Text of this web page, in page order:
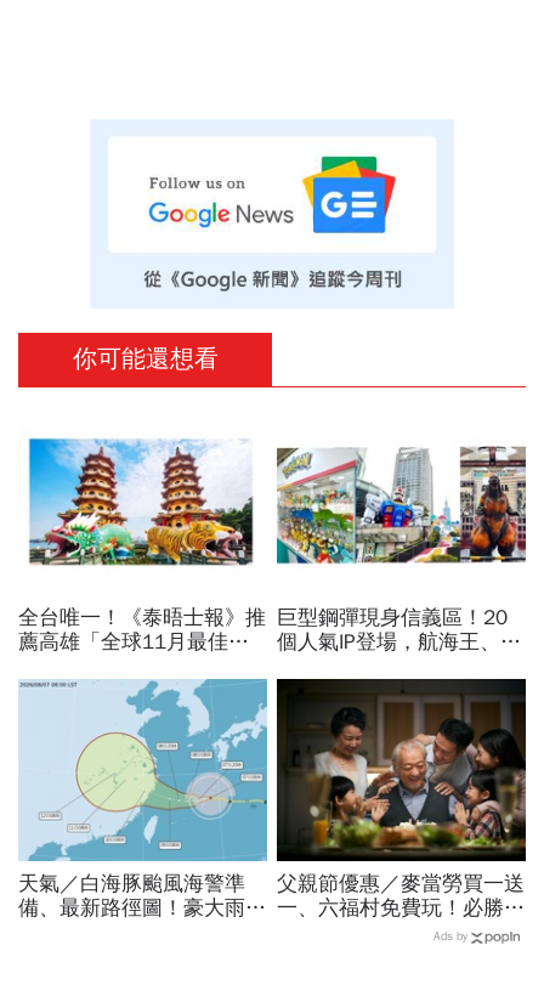
你可能還想看
全台唯一！《泰晤士報》推
薦高雄「全球11月最佳旅
佛羅倫斯共同入榜，理由曝
巨型鋼彈現身信義區！20
個人氣IP登場，航海王、哥
點打卡熱點，活動只到這天
天氣／白海豚颱風海警準
備、最新路徑圖！豪大雨紫
父親節優惠／麥當勞買一送
一、六福村免費玩！必勝
客、肯德基、遊樂園…29
Ads by